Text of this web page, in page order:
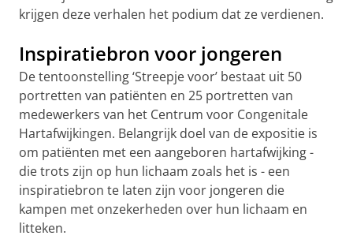
krijgen deze verhalen het podium dat ze verdienen.
Inspiratiebron voor jongeren
De tentoonstelling ‘Streepje voor’ bestaat uit 50
portretten van patiënten en 25 portretten van
medewerkers van het Centrum voor Congenitale
Hartafwijkingen. Belangrijk doel van de expositie is
om patiënten met een aangeboren hartafwijking -
die trots zijn op hun lichaam zoals het is - een
inspiratiebron te laten zijn voor jongeren die
kampen met onzekerheden over hun lichaam en
litteken.